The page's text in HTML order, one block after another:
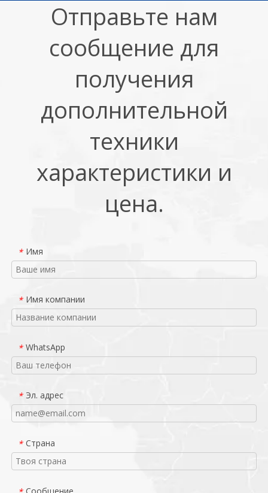
Отправьте нам
сообщение для
получения
дополнительной
техники
характеристики и
цена.
* Имя
* Имя компании
* WhatsApp
* Эл. адрес
* Страна